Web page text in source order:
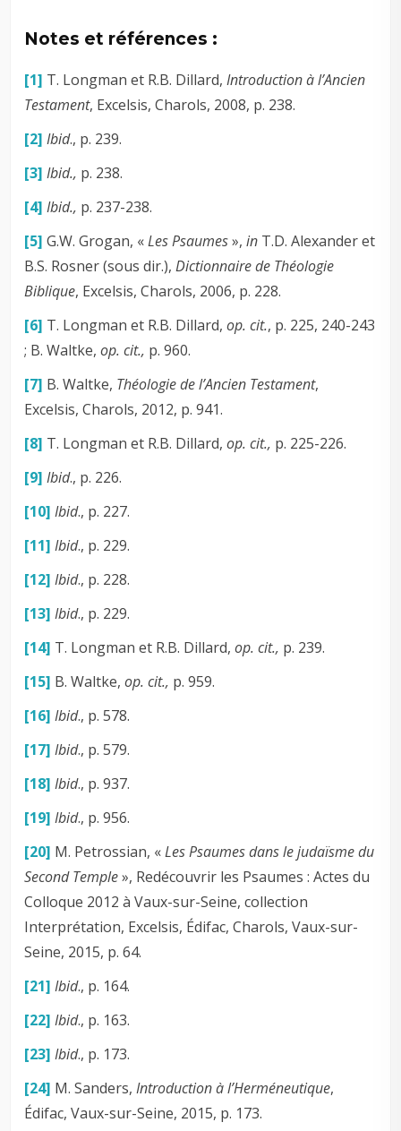
Notes et références :
[1] T. Longman et R.B. Dillard,Introduction à l’Ancien
Testament, Excelsis, Charols, 2008, p. 238.
[2] Ibid., p. 239.
[3] Ibid., p. 238.
[4] Ibid., p. 237-238.
[5] G.W. Grogan, «Les Psaumes»,in T.D. Alexander et
B.S. Rosner (sous dir.),Dictionnaire de Théologie
Biblique, Excelsis, Charols, 2006, p. 228.
[6] T. Longman et R.B. Dillard,op. cit., p. 225, 240-243
; B. Waltke,op. cit., p. 960.
[7] B. Waltke, Théologie de l’Ancien Testament,
Excelsis, Charols, 2012, p. 941.
[8] T. Longman et R.B. Dillard,op. cit., p. 225-226.
[9] Ibid., p. 226.
[10] Ibid., p. 227.
[11] Ibid., p. 229.
[12] Ibid., p. 228.
[13] Ibid., p. 229.
[14] T. Longman et R.B. Dillard,op. cit., p. 239.
[15] B. Waltke,op. cit., p. 959.
[16] Ibid., p. 578.
[17] Ibid., p. 579.
[18] Ibid., p. 937.
[19] Ibid., p. 956.
[20] M. Petrossian, «Les Psaumes dans le judaïsme du
Second Temple», Redécouvrir les Psaumes : Actes du
Colloque 2012 à Vaux-sur-Seine, collection
Interprétation, Excelsis, Édifac, Charols, Vaux-sur-
Seine, 2015, p. 64.
[21] Ibid., p. 164.
[22] Ibid., p. 163.
[23] Ibid., p. 173.
[24] M. Sanders,Introduction à l’Herméneutique,
Édifac, Vaux-sur-Seine, 2015, p. 173.